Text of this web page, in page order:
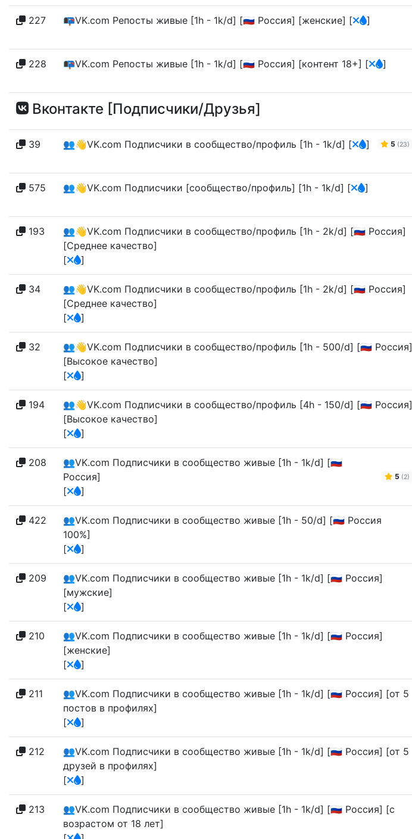
227 📭VK.com Репосты живые [1h - 1k/d] [🇷🇺 Россия] [женские] [ ]
228 📭VK.com Репосты живые [1h - 1k/d] [🇷🇺 Россия] [контент 18+] [ ]
Вконтакте [Подписчики/Друзья]
39 👥👋VK.com Подписчики в сообщество/профиль [1h - 1k/d] [ ] 5 (23)
575 👥👋VK.com Подписчики [сообщество/профиль] [1h - 1k/d] [ ]
193
👥👋VK.com Подписчики в сообщество/профиль [1h - 2k/d] [🇷🇺 Россия]
[Среднее качество]
[
]
34
👥👋VK.com Подписчики в сообщество/профиль [1h - 2k/d] [🇷🇺 Россия]
[Среднее качество]
[
]
32
👥👋VK.com Подписчики в сообщество/профиль [1h - 500/d] [🇷🇺 Россия]
[Высокое качество]
[
]
194
👥👋VK.com Подписчики в сообщество/профиль [4h - 150/d] [🇷🇺 Россия]
[Высокое качество]
[
]
208
👥VK.com Подписчики в сообщество живые [1h - 1k/d] [🇷🇺
Россия]
[
]
5 (2)
422
👥VK.com Подписчики в сообщество живые [1h - 50/d] [🇷🇺 Россия
100%]
[
]
209
👥VK.com Подписчики в сообщество живые [1h - 1k/d] [🇷🇺 Россия]
[мужские]
[
]
210
👥VK.com Подписчики в сообщество живые [1h - 1k/d] [🇷🇺 Россия]
[женские]
[
]
211
👥VK.com Подписчики в сообщество живые [1h - 1k/d] [🇷🇺 Россия] [от 5
постов в профилях]
[
]
212
👥VK.com Подписчики в сообщество живые [1h - 1k/d] [🇷🇺 Россия] [от 5
друзей в профилях]
[
]
213
👥VK.com Подписчики в сообщество живые [1h - 1k/d] [🇷🇺 Россия] [с
возрастом от 18 лет]